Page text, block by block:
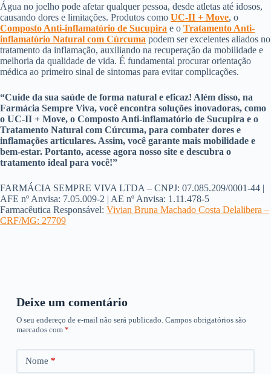
Água no joelho pode afetar qualquer pessoa, desde atletas até idosos,
causando dores e limitações. Produtos como UC-II + Move, o
Composto Anti-inflamatório de Sucupira e o Tratamento Anti-
inflamatório Natural com Cúrcuma podem ser excelentes aliados no
tratamento da inflamação, auxiliando na recuperação da mobilidade e
melhoria da qualidade de vida. É fundamental procurar orientação
médica ao primeiro sinal de sintomas para evitar complicações.
“Cuide da sua saúde de forma natural e eficaz! Além disso, na
Farmácia Sempre Viva, você encontra soluções inovadoras, como
o UC-II + Move, o Composto Anti-inflamatório de Sucupira e o
Tratamento Natural com Cúrcuma, para combater dores e
inflamações articulares. Assim, você garante mais mobilidade e
bem-estar. Portanto, acesse agora nosso site e descubra o
tratamento ideal para você!”
FARMÁCIA SEMPRE VIVA LTDA – CNPJ: 07.085.209/0001-44 |
AFE nº Anvisa: 7.05.009-2 | AE nº Anvisa: 1.11.478-5
Farmacêutica Responsável: Vivian Bruna Machado Costa Delalibera –
CRF/MG: 27709
Deixe um comentário
O seu endereço de e-mail não será publicado. Campos obrigatórios são
marcados com *
Nome *